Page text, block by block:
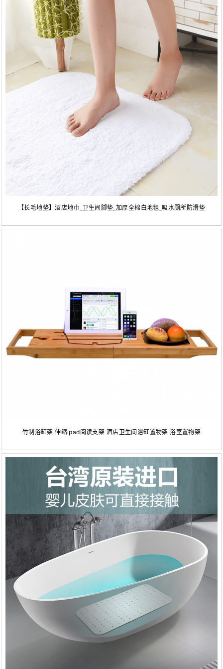
【长毛地垫】酒店地巾_卫生间脚垫_加厚全棉白地毯_吸水厕所防滑垫
竹制浴缸架 伸缩ipad阅读支架 酒店卫生间浴缸置物架 浴室置物架